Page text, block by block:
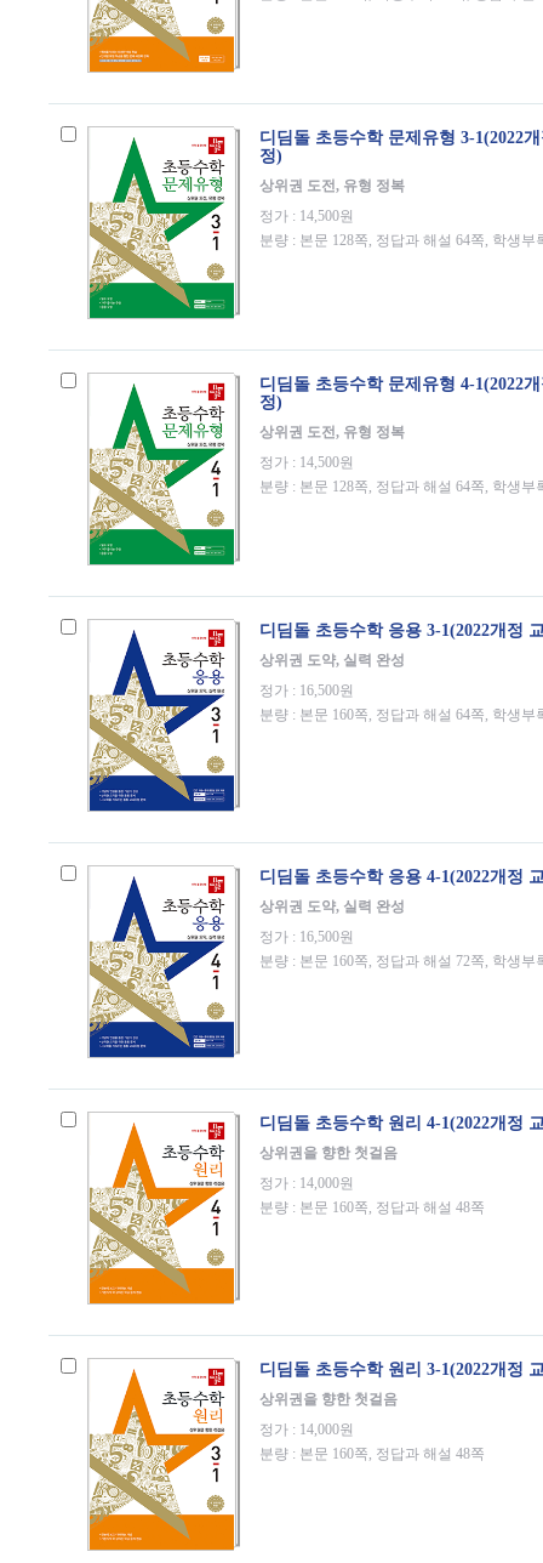
디딤돌 초등수학 문제유형 3-1(2022
정)
상위권 도전, 유형 정복
정가 : 14,500원
분량 : 본문 128쪽, 정답과 해설 64쪽, 학생부
디딤돌 초등수학 문제유형 4-1(2022
정)
상위권 도전, 유형 정복
정가 : 14,500원
분량 : 본문 128쪽, 정답과 해설 64쪽, 학생부
디딤돌 초등수학 응용 3-1(2022개정
상위권 도약, 실력 완성
정가 : 16,500원
분량 : 본문 160쪽, 정답과 해설 64쪽, 학생부
디딤돌 초등수학 응용 4-1(2022개정
상위권 도약, 실력 완성
정가 : 16,500원
분량 : 본문 160쪽, 정답과 해설 72쪽, 학생부
디딤돌 초등수학 원리 4-1(2022개정
상위권을 향한 첫걸음
정가 : 14,000원
분량 : 본문 160쪽, 정답과 해설 48쪽
디딤돌 초등수학 원리 3-1(2022개정
상위권을 향한 첫걸음
정가 : 14,000원
분량 : 본문 160쪽, 정답과 해설 48쪽